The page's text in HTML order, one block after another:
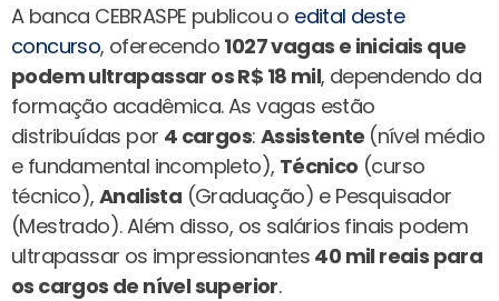
A banca CEBRASPE publicou o edital deste
concurso, oferecendo 1027 vagas e iniciais que
podem ultrapassar os R$ 18 mil, dependendo da
formação acadêmica. As vagas estão
distribuídas por 4 cargos: Assistente (nível médio
e fundamental incompleto), Técnico (curso
técnico),Analista (Graduação) e Pesquisador
(Mestrado). Além disso, os salários finais podem
ultrapassar os impressionantes 40 mil reais para
os cargos de nível superior.